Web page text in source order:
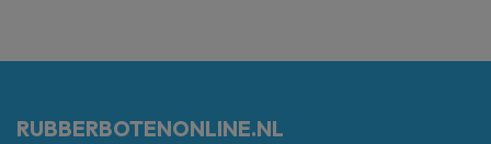
RUBBERBOTENONLINE.NL